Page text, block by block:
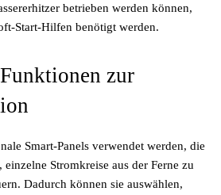
betrieben werden können,
Start-Hilfen benötigt werden.
zur
Smart-Panels verwendet werden, die
Stromkreise aus der Ferne zu
Dadurch können sie auswählen,